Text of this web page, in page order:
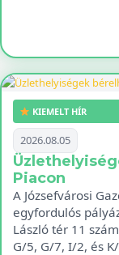
KIEMELT HÍR
2026.08.05
Piacon
A Józsefvárosi
egyfordulós
László tér 11
G/5, G/7, I/2, és